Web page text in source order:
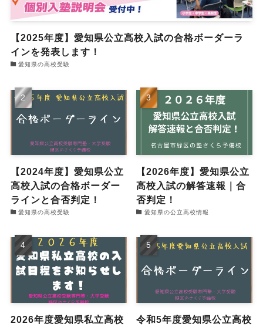
【2025年度】愛知県公立高校入試の合格ボーダーラ
インを発表します！
愛知県の高校受験
【2024年度】愛知県公立
高校入試の合格ボーダー
ラインと合否判定！
愛知県の高校受験
【2026年度】愛知県公立
高校入試の解答速報｜合
否判定！
愛知県の公立高校情報
2026年度愛知県私立高校
令和5年度愛知県公立高校